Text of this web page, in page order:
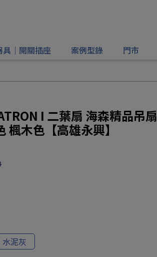
具｜開關插座 案例型錄 門市
I 二葉扇 海森精品吊扇
楓木色【高雄永興】
水泥灰